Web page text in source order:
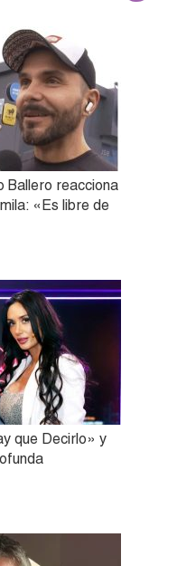
Ballero reacciona
«Es libre de
que Decirlo» y